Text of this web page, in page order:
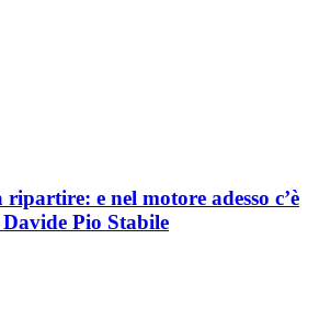
e nel motore adesso c’è
Davide Pio Stabile